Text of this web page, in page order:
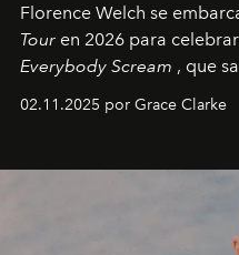
Florence Welch se
Tour en 2026 para
Everybody Scream , que
02.11.2025 por Grace Clarke